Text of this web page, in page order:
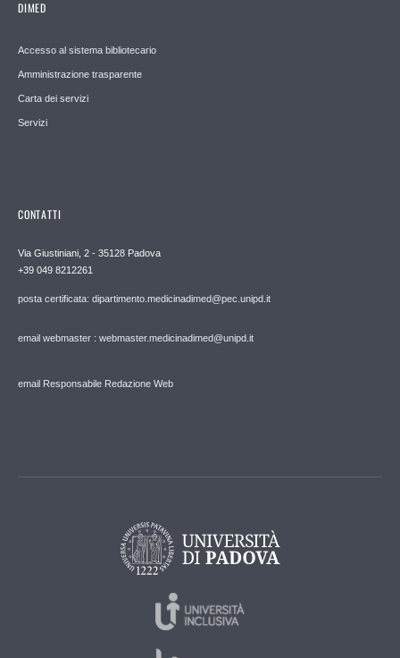
DIMED
Accesso al sistema bibliotecario
Amministrazione trasparente
Carta dei servizi
Servizi
CONTATTI
Via Giustiniani, 2 - 35128 Padova
+39 049 8212261
posta certificata: dipartimento.medicinadimed@pec.unipd.it
email webmaster : webmaster.medicinadimed@unipd.it
email Responsabile Redazione Web